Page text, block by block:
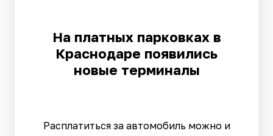
На платных парковках в
Краснодаре появились
новые терминалы
Расплатиться за автомобиль можно и